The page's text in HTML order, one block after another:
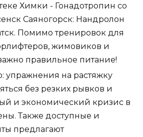
Химки - Гонадотропин со
Саяногорск: Нандролон
Помимо тренировок для
жимовиков и
правильное питание!
упражнения на растяжку
без резких рывков и
и экономический кризис в
Также доступные и
предлагают